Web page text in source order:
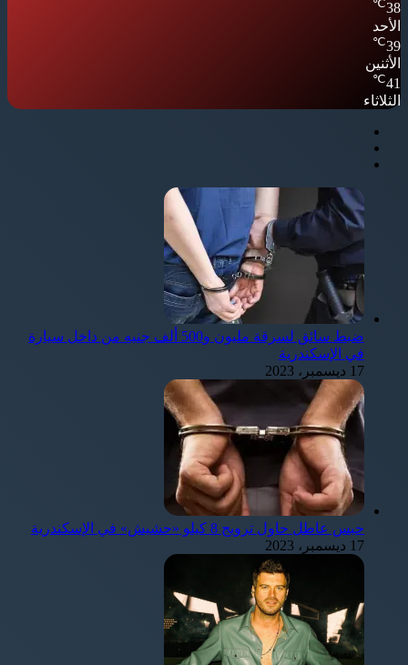
38
℃
الأحد
39
℃
الأثنين
41
℃
الثلاثاء
ضبط سائق لسرقة مليون و500 ألف جنيه من داخل سيارة
في الإسكندرية
17 ديسمبر، 2023
حبس عاطل حاول ترويج 8 كيلو «حشيش» في الإسكندرية
17 ديسمبر، 2023